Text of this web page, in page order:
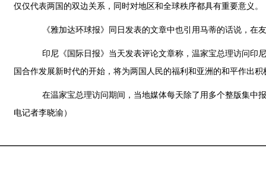
仅仅代表两国的双边关系，同时对地区和全球秩序都具有重要意义。
《雅加达环球报》同日发表的文章中也引用马蒂的话说，在
印尼《国际日报》当天发表评论文章称，温家宝总理访问印尼
国合作发展新时代的开始，将为两国人民的福利和亚洲的和平作出
在温家宝总理访问期间，当地媒体每天除了用多个整版集中报
电记者李晓渝）